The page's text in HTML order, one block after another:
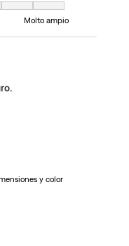
e 7 è uguale a Molto
Molto ampio
y color